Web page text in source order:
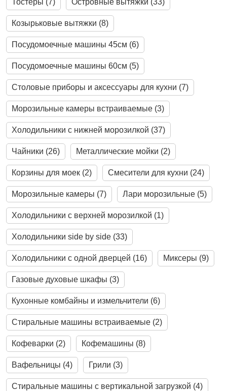
Тостеры (7) Островные вытяжки (33)
Козырьковые вытяжки (8)
Посудомоечные машины 45см (6)
Посудомоечные машины 60см (5)
Столовые приборы и аксессуары для кухни (7)
Морозильные камеры встраиваемые (3)
Холодильники с нижней морозилкой (37)
Чайники (26) Металлические мойки (2)
Корзины для моек (2) Смесители для кухни (24)
Морозильные камеры (7) Лари морозильные (5)
Холодильники с верхней морозилкой (1)
Холодильники side by side (33)
Холодильники с одной дверцей (16) Миксеры (9)
Газовые духовые шкафы (3)
Кухонные комбайны и измельчители (6)
Стиральные машины встраиваемые (2)
Кофеварки (2) Кофемашины (8)
Вафельницы (4) Грили (3)
Стиральные машины с вертикальной загрузкой (4)